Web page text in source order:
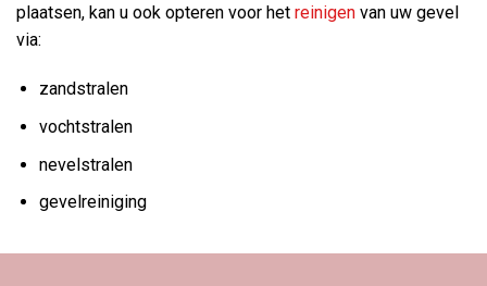
plaatsen, kan u ook opteren voor het reinigen van uw gevel
via:
zandstralen
vochtstralen
nevelstralen
gevelreiniging